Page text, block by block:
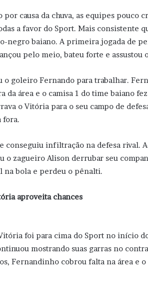
por causa da chuva, as equipes pouco
a favor do Sport. Mais consistente
negro baiano. A primeira jogada de
pelo meio, bateu forte e assustou
o goleiro Fernando para trabalhar.
da área e o camisa 1 do time baiano
o Vitória para o seu campo de
fora.
conseguiu infiltração na defesa rival.
o zagueiro Alison derrubar seu
na bola e perdeu o pênalti.
aproveita chances
foi para cima do Sport no início
mostrando suas garras no
Fernandinho cobrou falta na área e